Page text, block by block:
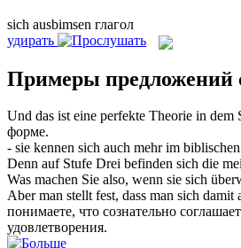
sich ausbimsen глагол
удирать
Примеры предложений
Und das ist eine perfekte Theorie in dem
форме.
- sie kennen sich auch mehr im
Denn auf Stufe Drei befinden sich die
Was machen Sie also, wenn sie sich
Aber man stellt fest, dass man sich damit
понимаете, что сознательно
удовлетворения.